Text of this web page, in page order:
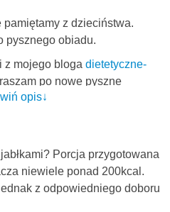
pamiętamy z dzieciństwa.
pysznego obiadu.
z mojego bloga dietetyczne-
po nowe pyszne
opis↓
Porcja przygotowana
niewiele ponad 200kcal.
z odpowiedniego doboru